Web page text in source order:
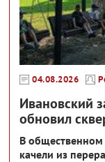
04.08.2026
Ивановский
обновил
В общественном
качели из